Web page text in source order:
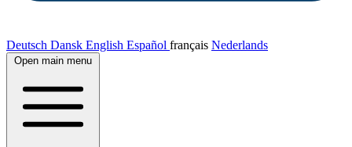
Deutsch Dansk English Español français Nederlands
Open main menu